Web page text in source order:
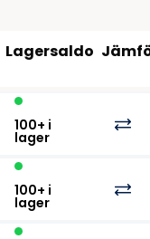
Lagersaldo
100+ i
lager
100+ i
lager